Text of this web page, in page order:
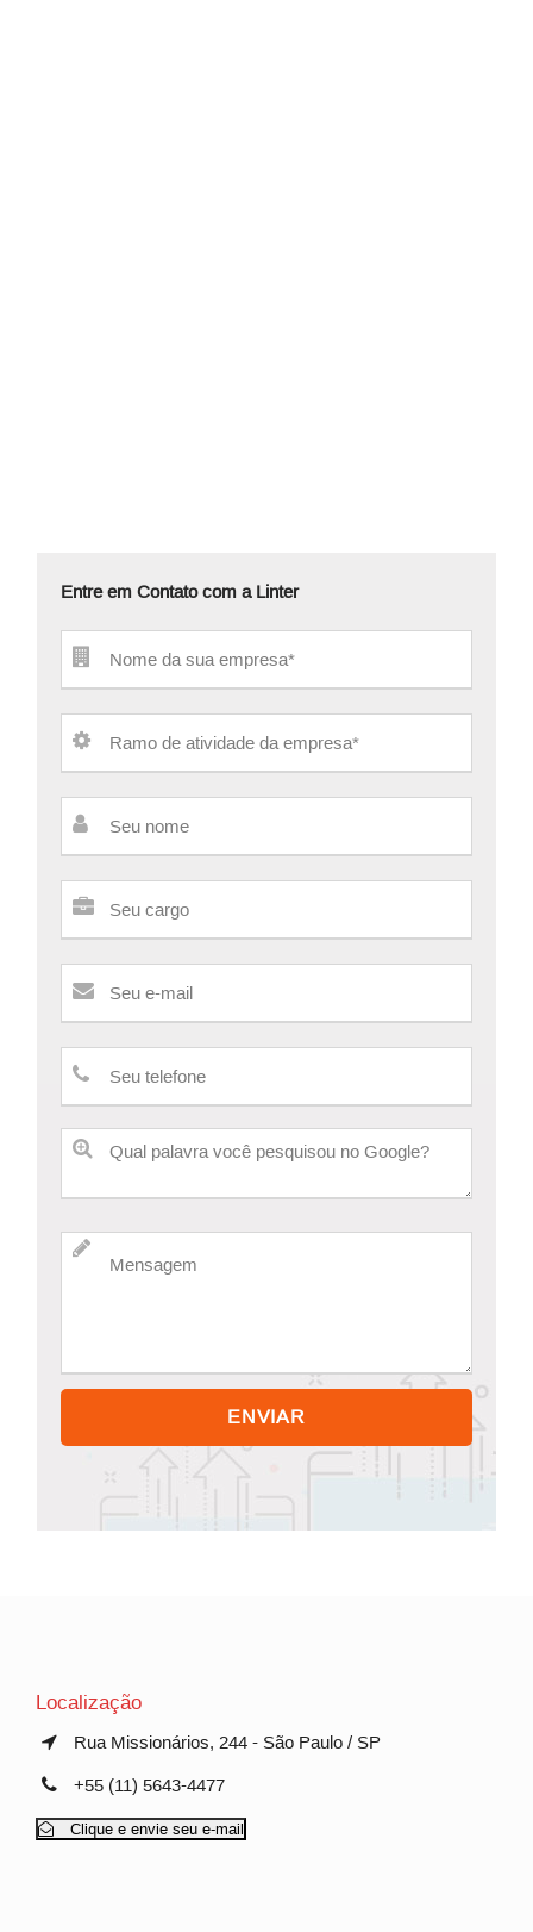
Entre em Contato com a Linter
Localização
Rua Missionários, 244 - São Paulo / SP
+55 (11) 5643-4477
Clique e envie seu e-mail